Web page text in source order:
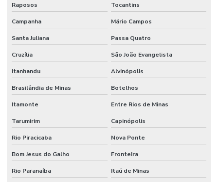
Raposos Tocantins
Campanha Mário Campos
Santa Juliana Passa Quatro
Cruzília São João Evangelista
Itanhandu Alvinópolis
Brasilândia de Minas Botelhos
Itamonte Entre Rios de Minas
Tarumirim Capinópolis
Rio Piracicaba Nova Ponte
Bom Jesus do Galho Fronteira
Rio Paranaíba Itaú de Minas